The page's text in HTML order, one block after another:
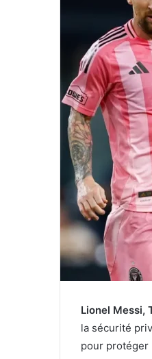
Lionel Messi,
la sécurité
pour protéger